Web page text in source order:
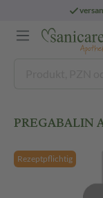
PREGABALIN
Rezeptpflichtig